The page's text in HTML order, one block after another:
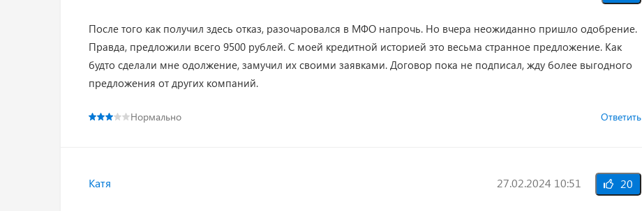
После того как получил здесь отказ, разочаровался в МФО напрочь. Но вчера неожиданно пришло одобрение.
Правда, предложили всего 9500 рублей. С моей кредитной историей это весьма странное предложение. Как
будто сделали мне одолжение, замучил их своими заявками. Договор пока не подписал, жду более выгодного
предложения от других компаний.
Нормально Ответить
Катя 27.02.2024 10:51 20